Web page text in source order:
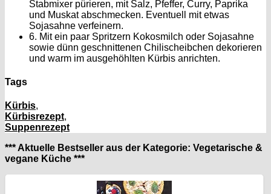
Stabmixer pürieren, mit Salz, Pfeffer, Curry, Paprika
und Muskat abschmecken. Eventuell mit etwas
Sojasahne verfeinern.
6. Mit ein paar Spritzern Kokosmilch oder Sojasahne
sowie dünn geschnittenen Chilischeibchen dekorieren
und warm im ausgehöhlten Kürbis anrichten.
Tags
Kürbis,
Kürbisrezept,
Suppenrezept
*** Aktuelle Bestseller aus der Kategorie: Vegetarische &
vegane Küche ***